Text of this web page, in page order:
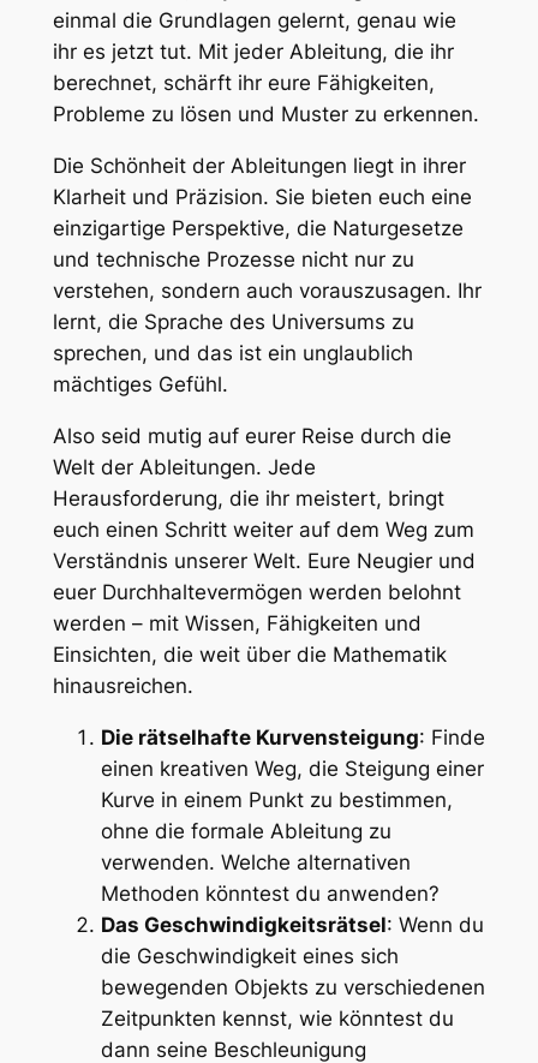
einmal die Grundlagen gelernt, genau wie
ihr es jetzt tut. Mit jeder Ableitung, die ihr
berechnet, schärft ihr eure Fähigkeiten,
Probleme zu lösen und Muster zu erkennen.
Die Schönheit der Ableitungen liegt in ihrer
Klarheit und Präzision. Sie bieten euch eine
einzigartige Perspektive, die Naturgesetze
und technische Prozesse nicht nur zu
verstehen, sondern auch vorauszusagen. Ihr
lernt, die Sprache des Universums zu
sprechen, und das ist ein unglaublich
mächtiges Gefühl.
Also seid mutig auf eurer Reise durch die
Welt der Ableitungen. Jede
Herausforderung, die ihr meistert, bringt
euch einen Schritt weiter auf dem Weg zum
Verständnis unserer Welt. Eure Neugier und
euer Durchhaltevermögen werden belohnt
werden – mit Wissen, Fähigkeiten und
Einsichten, die weit über die Mathematik
hinausreichen.
Die rätselhafte Kurvensteigung: Finde
einen kreativen Weg, die Steigung einer
Kurve in einem Punkt zu bestimmen,
ohne die formale Ableitung zu
verwenden. Welche alternativen
Methoden könntest du anwenden?
Das Geschwindigkeitsrätsel: Wenn du
die Geschwindigkeit eines sich
bewegenden Objekts zu verschiedenen
Zeitpunkten kennst, wie könntest du
dann seine Beschleunigung